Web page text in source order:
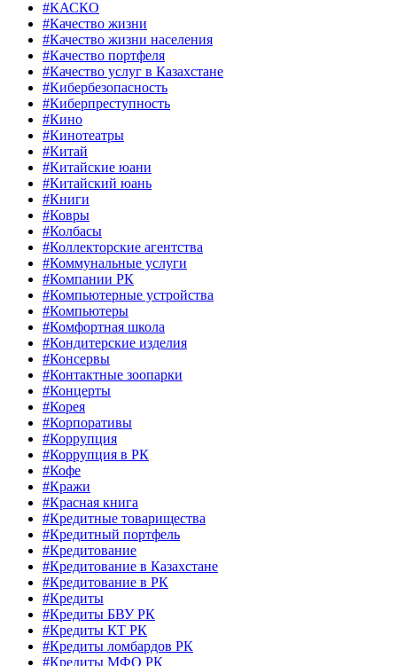
#КАСКО
#Качество жизни
#Качество жизни населения
#Качество портфеля
#Качество услуг в Казахстане
#Кибербезопасность
#Киберпреступность
#Кино
#Кинотеатры
#Китай
#Китайские юани
#Китайский юань
#Книги
#Ковры
#Колбасы
#Коллекторские агентства
#Коммунальные услуги
#Компании РК
#Компьютерные устройства
#Компьютеры
#Комфортная школа
#Кондитерские изделия
#Консервы
#Контактные зоопарки
#Концерты
#Корея
#Корпоративы
#Коррупция
#Коррупция в РК
#Кофе
#Кражи
#Красная книга
#Кредитные товарищества
#Кредитный портфель
#Кредитование
#Кредитование в Казахстане
#Кредитование в РК
#Кредиты
#Кредиты БВУ РК
#Кредиты КТ РК
#Кредиты ломбардов РК
#Кредиты МФО РК